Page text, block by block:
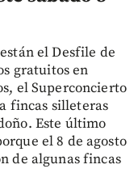
el Desfile de
gratuitos en
el Superconcierto
fincas silleteras
Este último
el 8 de agosto
de algunas fincas